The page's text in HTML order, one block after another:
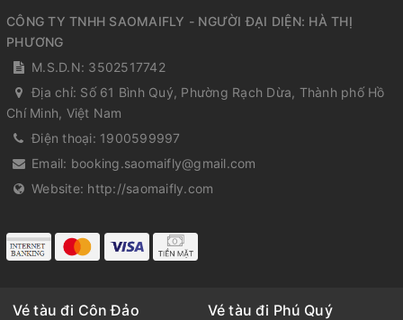
CÔNG TY TNHH SAOMAIFLY - NGƯỜI ĐẠI DIỆN: HÀ THỊ
PHƯƠNG
M.S.D.N: 3502517742
Địa chỉ: Số 61 Bình Quý, Phường Rạch Dừa, Thành phố Hồ
Chí Minh, Việt Nam
Điện thoại: 1900599997
Email: booking.saomaifly@gmail.com
Website: http://saomaifly.com
Vé tàu đi Côn Đảo Vé tàu đi Phú Quý